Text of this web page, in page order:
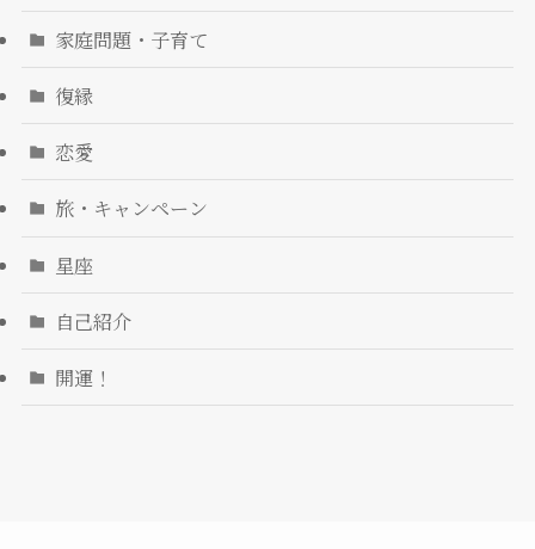
家庭問題・子育て
復縁
恋愛
旅・キャンペーン
星座
自己紹介
開運！